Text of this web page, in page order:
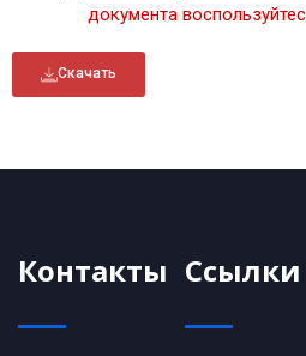
документа
Скачать
Контакты Ссылки